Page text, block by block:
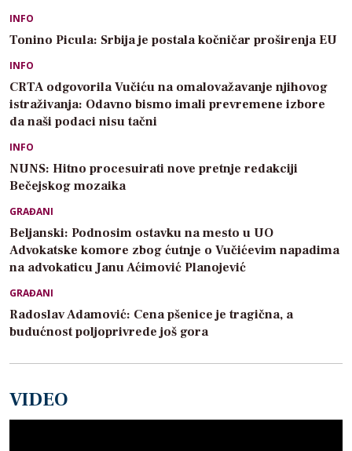
INFO
Tonino Picula: Srbija je postala kočničar proširenja EU
INFO
CRTA odgovorila Vučiću na omalovažavanje njihovog
istraživanja: Odavno bismo imali prevremene izbore
da naši podaci nisu tačni
INFO
NUNS: Hitno procesuirati nove pretnje redakciji
Bečejskog mozaika
GRAĐANI
Beljanski: Podnosim ostavku na mesto u UO
Advokatske komore zbog ćutnje o Vučićevim napadima
na advokaticu Janu Aćimović Planojević
GRAĐANI
Radoslav Adamović: Cena pšenice je tragična, a
budućnost poljoprivrede još gora
VIDEO